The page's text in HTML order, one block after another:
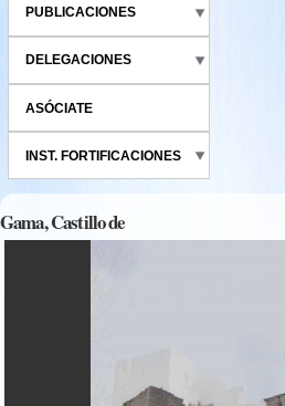
PUBLICACIONES
DELEGACIONES
ASÓCIATE
INST. FORTIFICACIONES
Gama, Castillo de